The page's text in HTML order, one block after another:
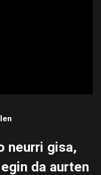
neurri gisa,
da aurten